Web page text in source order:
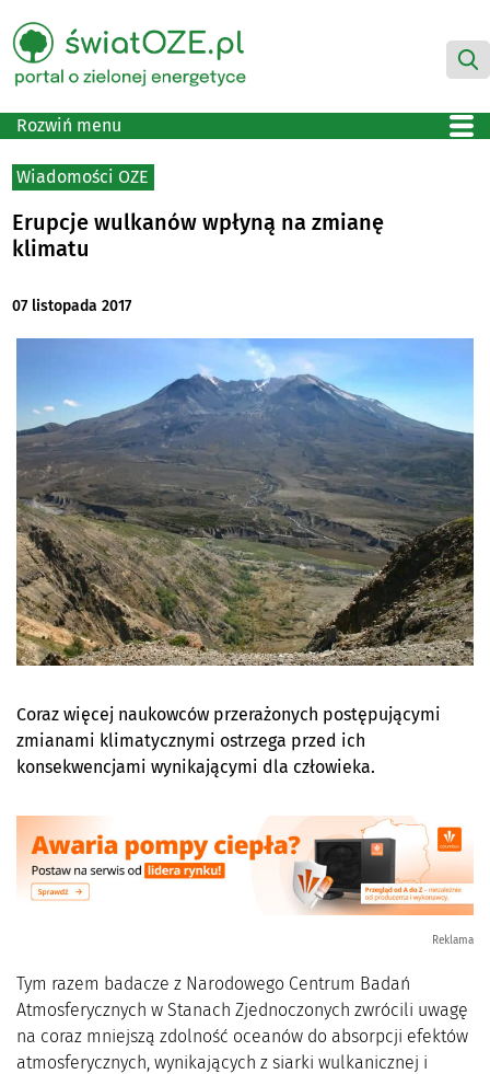
Rozwiń menu
Wiadomości OZE
Erupcje wulkanów wpłyną na zmianę
klimatu
07 listopada 2017
Coraz więcej naukowców przerażonych postępującymi
zmianami klimatycznymi ostrzega przed ich
konsekwencjami wynikającymi dla człowieka.
Reklama
Tym razem badacze z Narodowego Centrum Badań
Atmosferycznych w Stanach Zjednoczonych zwrócili uwagę
na coraz mniejszą zdolność oceanów do absorpcji efektów
atmosferycznych, wynikających z siarki wulkanicznej i